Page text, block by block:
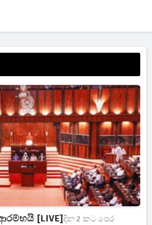
[LIVE]දින 2 කට පෙර